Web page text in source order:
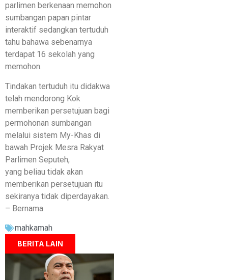
parlimen berkenaan memohon
sumbangan papan pintar
interaktif sedangkan tertuduh
tahu bahawa sebenarnya
terdapat 16 sekolah yang
memohon.
Tindakan tertuduh itu didakwa
telah mendorong Kok
memberikan persetujuan bagi
permohonan sumbangan
melalui sistem My-Khas di
bawah Projek Mesra Rakyat
Parlimen Seputeh,
yang beliau tidak akan
memberikan persetujuan itu
sekiranya tidak diperdayakan.
– Bernama
mahkamah
BERITA LAIN